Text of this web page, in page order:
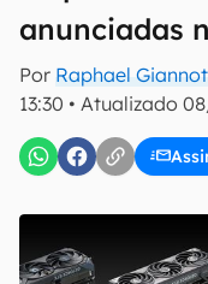
anunciadas
Por Raphael
13:30 • Atualizado
Confirmo que li,
Uso e Política de